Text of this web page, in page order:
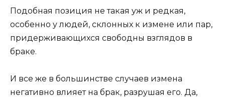
Подобная позиция не такая уж и редкая,
особенно у людей, склонных к измене или пар,
придерживающихся свободны взглядов в
браке.
И все же в большинстве случаев измена
негативно влияет на брак, разрушая его. Да,